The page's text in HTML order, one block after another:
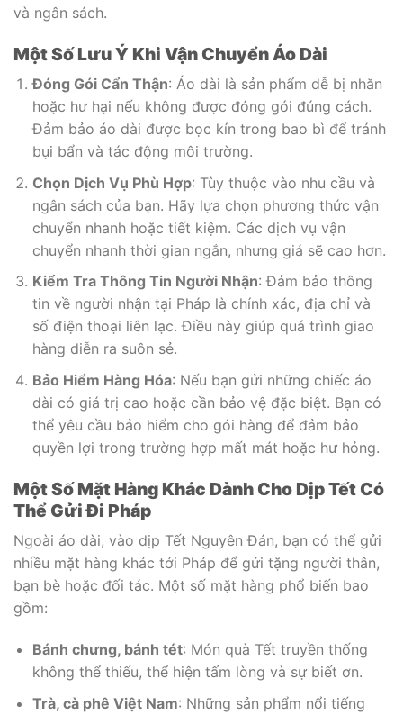
và ngân sách.
Một Số Lưu Ý Khi Vận Chuyển Áo Dài
Đóng Gói Cẩn Thận: Áo dài là sản phẩm dễ bị nhăn
hoặc hư hại nếu không được đóng gói đúng cách.
Đảm bảo áo dài được bọc kín trong bao bì để tránh
bụi bẩn và tác động môi trường.
Chọn Dịch Vụ Phù Hợp: Tùy thuộc vào nhu cầu và
ngân sách của bạn. Hãy lựa chọn phương thức vận
chuyển nhanh hoặc tiết kiệm. Các dịch vụ vận
chuyển nhanh thời gian ngắn, nhưng giá sẽ cao hơn.
Kiểm Tra Thông Tin Người Nhận: Đảm bảo thông
tin về người nhận tại Pháp là chính xác, địa chỉ và
số điện thoại liên lạc. Điều này giúp quá trình giao
hàng diễn ra suôn sẻ.
Bảo Hiểm Hàng Hóa: Nếu bạn gửi những chiếc áo
dài có giá trị cao hoặc cần bảo vệ đặc biệt. Bạn có
thể yêu cầu bảo hiểm cho gói hàng để đảm bảo
quyền lợi trong trường hợp mất mát hoặc hư hỏng.
Một Số Mặt Hàng Khác Dành Cho Dịp Tết Có
Thể Gửi Đi Pháp
Ngoài áo dài, vào dịp Tết Nguyên Đán, bạn có thể gửi
nhiều mặt hàng khác tới Pháp để gửi tặng người thân,
bạn bè hoặc đối tác. Một số mặt hàng phổ biến bao
gồm:
Bánh chưng, bánh tét: Món quà Tết truyền thống
không thể thiếu, thể hiện tấm lòng và sự biết ơn.
Trà, cà phê Việt Nam: Những sản phẩm nổi tiếng